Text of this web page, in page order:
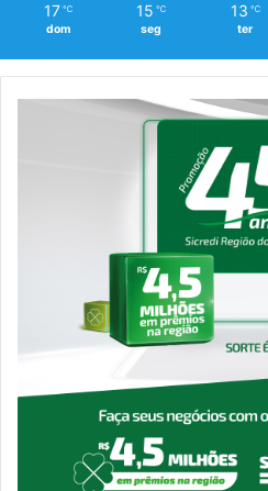
17 ℃
dom
15 ℃
seg
13 ℃
ter